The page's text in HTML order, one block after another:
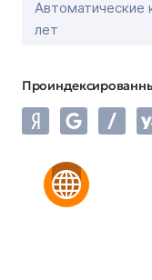
Автоматические
лет